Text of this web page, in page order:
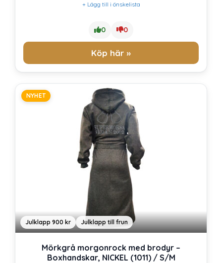
+ Lägg till i önskelista
0 0
Köp här »
NYHET
Julklapp 900 kr Julklapp till frun
Mörkgrå morgonrock med brodyr –
Boxhandskar, NICKEL (1011) / S/M